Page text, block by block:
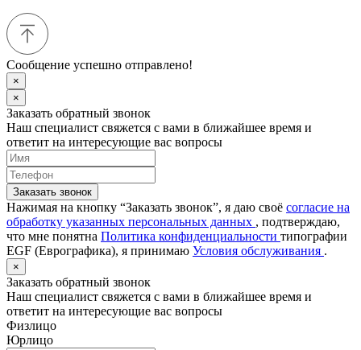
Сообщение успешно отправлено!
×
×
Заказать обратный звонок
Наш специалист свяжется с вами в ближайшее время и
ответит на интересующие вас вопросы
Заказать звонок
Нажимая на кнопку “Заказать звонок”, я даю своё согласие на
обработку указанных персональных данных , подтверждаю,
что мне понятна Политика конфиденциальности типографии
EGF (Еврографика), я принимаю Условия обслуживания .
×
Заказать обратный звонок
Наш специалист свяжется с вами в ближайшее время и
ответит на интересующие вас вопросы
Физлицо
Юрлицо